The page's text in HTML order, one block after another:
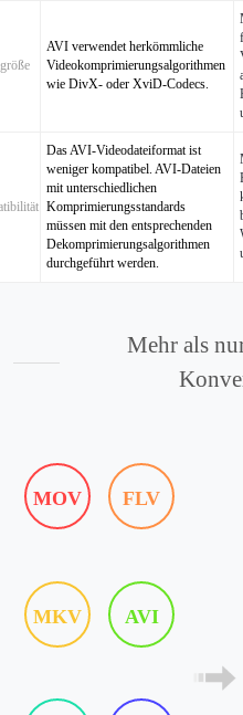
AVI verwendet herkömmliche
Videokomprimierungsalgorithmen
wie DivX- oder XviD-Codecs.
Das AVI-Videodateiformat ist
weniger kompatibel. AVI-Dateien
mit unterschiedlichen
Komprimierungsstandards
müssen mit den entsprechenden
Dekomprimierungsalgorithmen
durchgeführt werden.
Mehr als
MOV FLV
MKV AVI